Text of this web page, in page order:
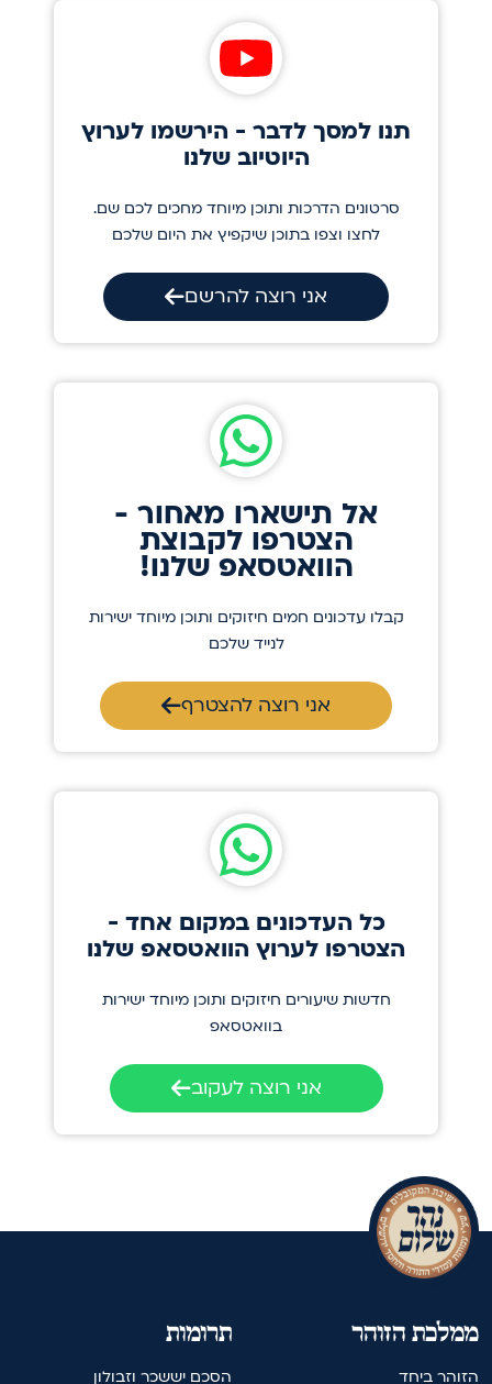
תנו למסך לדבר - הירשמו לערוץ
היוטיוב שלנו
סרטונים הדרכות ותוכן מיוחד מחכים לכם שם.
לחצו וצפו בתוכן שיקפיץ את היום שלכם
אני רוצה להרשם
אל תישארו מאחור -
הצטרפו לקבוצת
הוואטסאפ שלנו!
קבלו עדכונים חמים חיזוקים ותוכן מיוחד ישירות
לנייד שלכם
אני רוצה להצטרף
כל העדכונים במקום אחד -
הצטרפו לערוץ הוואטסאפ שלנו
חדשות שיעורים חיזוקים ותוכן מיוחד ישירות
בוואטסאפ
אני רוצה לעקוב
תרומות
הסכם יששכר וזבולון
ממלכת הזוהר
הזוהר ביחד